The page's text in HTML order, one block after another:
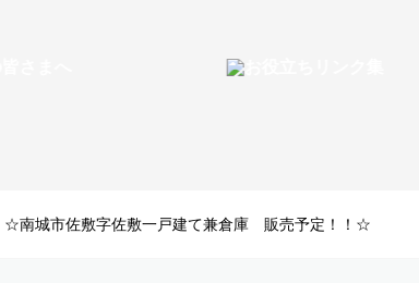
☆南城市佐敷字佐敷一戸建て兼倉庫 販売予定！！☆